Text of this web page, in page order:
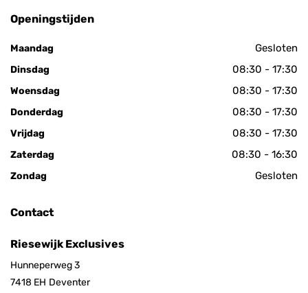
Openingstijden
Maandag Gesloten
Dinsdag 08:30 - 17:30
Woensdag 08:30 - 17:30
Donderdag 08:30 - 17:30
Vrijdag 08:30 - 17:30
Zaterdag 08:30 - 16:30
Zondag Gesloten
Contact
Riesewijk Exclusives
Hunneperweg 3
7418 EH Deventer